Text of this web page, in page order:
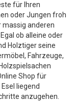
für Ihren
oder Jungen froh
massig anderen
ob alleine oder
Holztiger seine
Fahrzeuge,
Shop für
liegend
anzugehen.